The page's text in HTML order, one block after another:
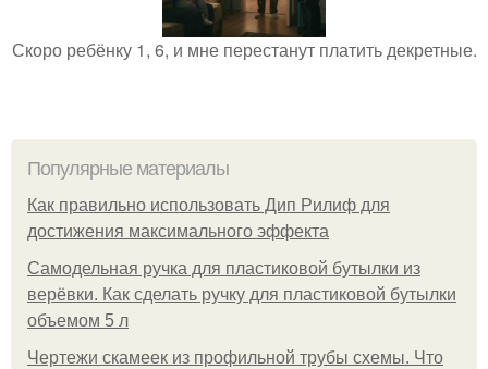
Скоро ребёнку 1, 6, и мне перестанут платить декретные.
Популярные материалы
Как правильно использовать Дип Рилиф для
достижения максимального эффекта
Самодельная ручка для пластиковой бутылки из
верёвки. Как сделать ручку для пластиковой бутылки
объемом 5 л
Чертежи скамеек из профильной трубы схемы. Что